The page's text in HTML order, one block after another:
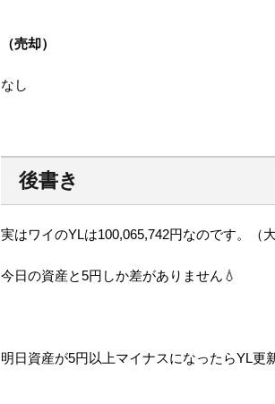
（売却）
なし
後書き
実はワイのYLは100,065,742円なのです。（
今日の資産と5円しか差がありません💧
明日資産が5円以上マイナスになったらYL更